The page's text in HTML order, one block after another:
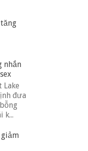
nhắn
Lake
đưa
k...